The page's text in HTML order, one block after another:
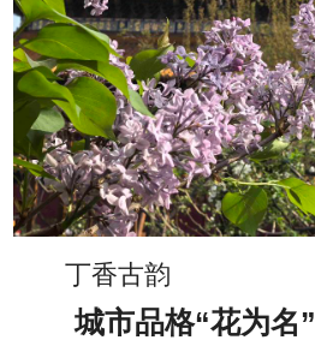
丁香古韵
城市品格“花为名”